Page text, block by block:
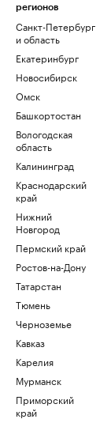
регионов
Санкт-Петербург
и область
Екатеринбург
Новосибирск
Омск
Башкортостан
Вологодская
область
Калининград
Краснодарский
край
Нижний
Новгород
Пермский край
Ростов-на-Дону
Татарстан
Тюмень
Черноземье
Кавказ
Карелия
Мурманск
Приморский
край